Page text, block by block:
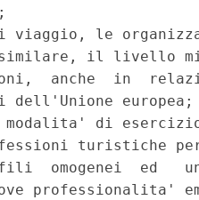
viaggio, le
il livello
anche  in
di
turistiche
omogenei  ed
professionalita'